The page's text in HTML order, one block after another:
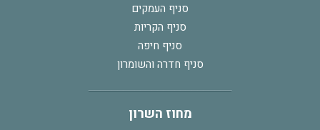
סניף העמקים
סניף הקריות
סניף חיפה
סניף חדרה והשומרון
מחוז השרון